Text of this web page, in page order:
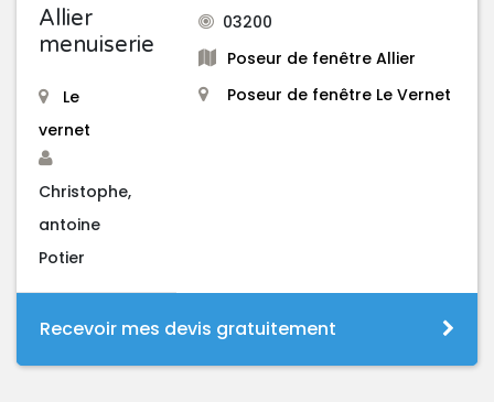
Allier
menuiserie
Le
vernet
Christophe,
antoine
Potier
03200
Poseur de fenêtre Allier
Poseur de fenêtre Le Vernet
Recevoir mes devis gratuitement